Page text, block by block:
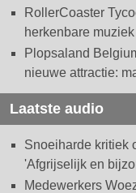
RollerCoaster
herkenbare muziek
Plopsaland
nieuwe attractie:
Laatste audio
Snoeiharde kritiek
'Afgrijselijk en
Medewerkers